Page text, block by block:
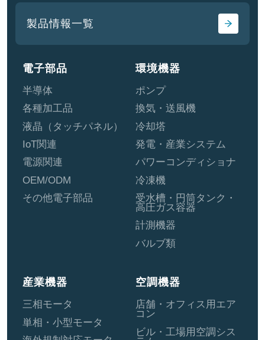
製品情報一覧
電子部品
半導体
各種加工品
液晶（タッチパネル）
IoT関連
電源関連
OEM/ODM
その他電子部品
環境機器
ポンプ
換気・送風機
冷却塔
発電・産業システム
パワーコンディショナ
冷凍機
受水槽・円筒タンク・
高圧ガス容器
計測機器
バルブ類
産業機器
三相モータ
単相・小型モータ
空調機器
店舗・オフィス用エア
コン
ビル・工場用空調シス